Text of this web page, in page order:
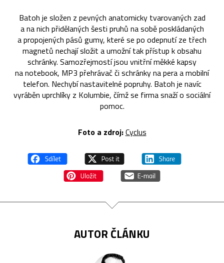
Batoh je složen z pevných anatomicky tvarovaných zad
a na nich přidělaných šesti pruhů na sobě poskládaných
a propojených pásů gumy, které se po odepnutí ze třech
magnetů nechají složit a umožní tak přístup k obsahu
schránky. Samozřejmostí jsou vnitřní měkké kapsy
na notebook, MP3 přehrávač či schránky na pera a mobilní
telefon. Nechybí nastavitelné popruhy. Batoh je navíc
vyráběn uprchlíky z Kolumbie, čímž se firma snaží o sociální
pomoc.
Foto a zdroj:Cyclus
AUTOR ČLÁNKU